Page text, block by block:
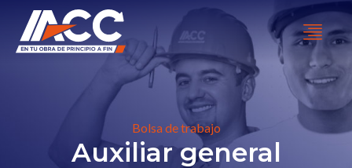
Bolsa de trabajo
Auxiliar general